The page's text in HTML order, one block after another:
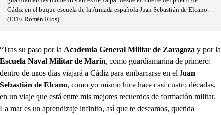
Cádiz en el buque escuela de la Armada española Juan Sebastián de Elcano.
(EFE/ Román Ríos)
“Tras su paso por la Academia General Militar de Zaragoza y por la
Escuela Naval Militar de Marín, como guardiamarina de primero:
dentro de unos días viajará a Cádiz para embarcarse en el Juan
Sebastián de Elcano, como yo mismo hice hace casi cuatro décadas,
en un viaje que está entre mis mejores recuerdos de formación militar.
La mar es un aprendizaje infinito, así que te deseamos, querida